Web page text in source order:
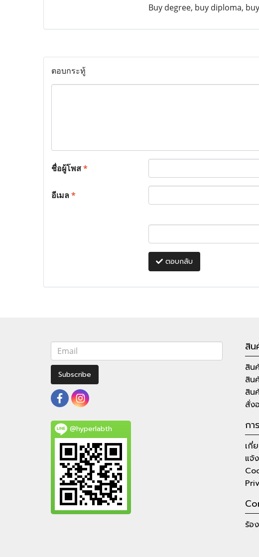
Buy degree, buy diploma,
ตอบกระทู้
ชื่อผู้โพส*
อีเมล*
ตอบกลับ
Subscribe
@hyperlabth
สิน
สิน
สิน
สิน
สั่ง
กา
เกี่
แจ้
ร้อ